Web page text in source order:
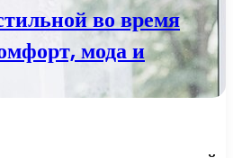
во время
мода и